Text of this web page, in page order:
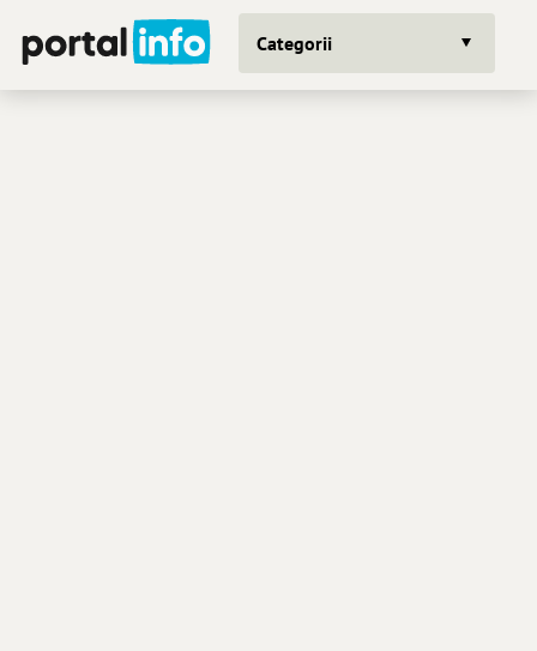
Categorii